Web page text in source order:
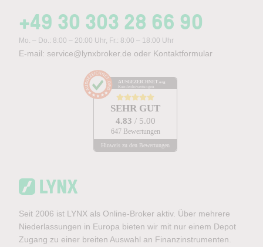
+49 30 303 28 66 90
Mo. – Do.: 8:00 – 20:00 Uhr, Fr.: 8:00 – 18:00 Uhr
E-mail: service@lynxbroker.de oder Kontaktformular
AUSGEZEICHNET .org
Kundenbewertungen
SEHR GUT
4.83 / 5.00
647 Bewertungen
Hinweis zu den Bewertungen
Seit 2006 ist LYNX als Online-Broker aktiv. Über mehrere
Niederlassungen in Europa bieten wir mit nur einem Depot
Zugang zu einer breiten Auswahl an Finanzinstrumenten.